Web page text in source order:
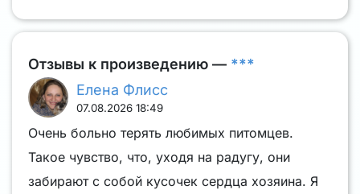
Отзывы к произведению — ***
Елена Флисс
07.08.2026 18:49
Очень больно терять любимых питомцев.
Такое чувство, что, уходя на радугу, они
забирают с собой кусочек сердца хозяина. Я